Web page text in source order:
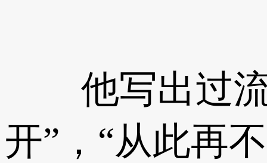
他写出过流
开”，“从此再